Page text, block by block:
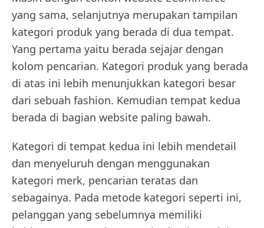
yang sama, selanjutnya merupakan tampilan
kategori produk yang berada di dua tempat.
Yang pertama yaitu berada sejajar dengan
kolom pencarian. Kategori produk yang berada
di atas ini lebih menunjukkan kategori besar
dari sebuah fashion. Kemudian tempat kedua
berada di bagian website paling bawah.
Kategori di tempat kedua ini lebih mendetail
dan menyeluruh dengan menggunakan
kategori merk, pencarian teratas dan
sebagainya. Pada metode kategori seperti ini,
pelanggan yang sebelumnya memiliki